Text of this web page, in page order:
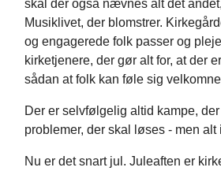
skal der også nævnes alt det
Musiklivet, der blomstrer.
og engagerede folk passer og
kirketjenere, der gør alt for, at der
sådan at folk kan føle sig
Der er selvfølgelig altid kampe,
problemer, der skal løses - men alt
Nu er det snart jul. Juleaften er